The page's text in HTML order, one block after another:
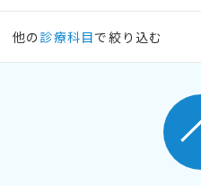
他の 診療科目で絞り込む